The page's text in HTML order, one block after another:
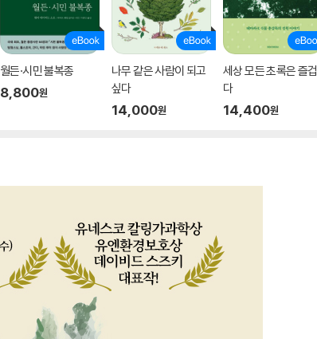
월든·시민 불복종
8,800원
나무 같은 사람이 되고
싶다
14,000원
세상 모든 초록은 즐겁
다
14,400원